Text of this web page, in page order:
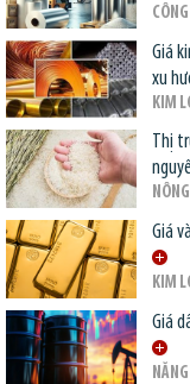
Giá
xu
KIM
Thị
Giá
KIM
Giá